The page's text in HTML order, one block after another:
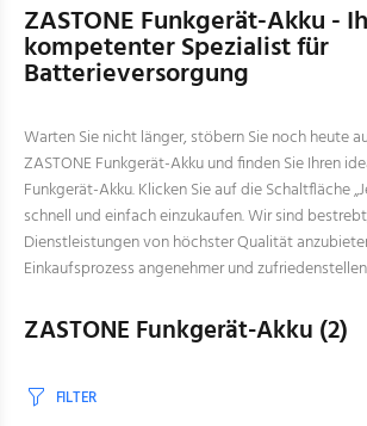
ZASTONE Funkgerät-Akku -
kompetenter Spezialist für
Batterieversorgung
Warten Sie nicht länger, stöbern Sie noch heute
ZASTONE Funkgerät-Akku und finden Sie Ihren
Funkgerät-Akku. Klicken Sie auf die Schaltfläche
schnell und einfach einzukaufen. Wir sind
Dienstleistungen von höchster Qualität
Einkaufsprozess angenehmer und
ZASTONE Funkgerät-Akku (2)
FILTER